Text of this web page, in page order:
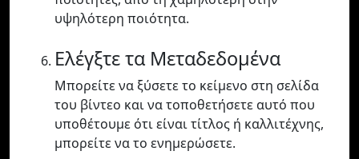
υψηλότερη ποιότητα.
Ελέγξτε τα Μεταδεδομένα
Μπορείτε να ξύσετε το κείμενο στη σελίδα
του βίντεο και να τοποθετήσετε αυτό που
υποθέτουμε ότι είναι τίτλος ή καλλιτέχνης,
μπορείτε να το ενημερώσετε.